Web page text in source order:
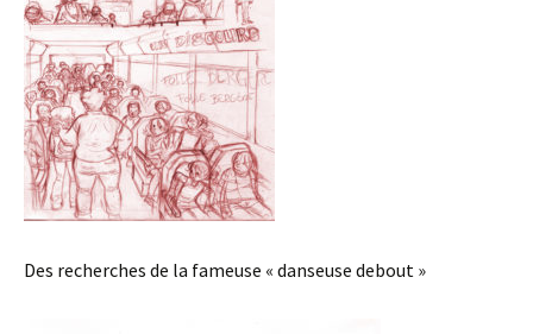
Des recherches de la fameuse « danseuse debout »